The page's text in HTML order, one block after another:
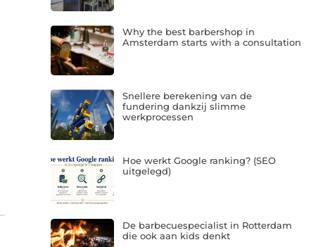
Why the best barbershop in
Amsterdam starts with a consultation
Snellere berekening van de
fundering dankzij slimme
werkprocessen
Hoe werkt Google ranking? (SEO
uitgelegd)
De barbecuespecialist in Rotterdam
die ook aan kids denkt